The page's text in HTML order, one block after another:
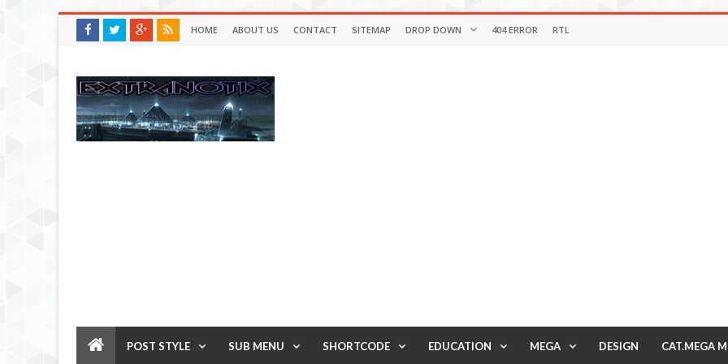
HOME ABOUT US CONTACT SITEMAP DROP DOWN 404 ERROR RTL
POST STYLE SUB MENU SHORTCODE EDUCATION MEGA DESIGN CAT.MEGA